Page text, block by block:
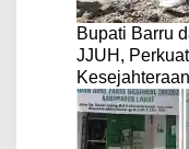
Bupati Barru
JJUH,